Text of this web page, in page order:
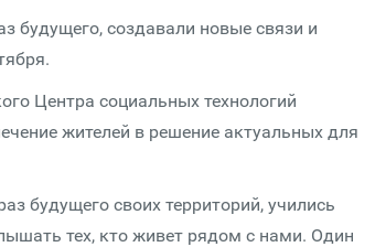
будущего, создавали новые связи и
Центра социальных технологий
жителей в решение актуальных для
будущего своих территорий, учились
тех, кто живет рядом с нами. Один